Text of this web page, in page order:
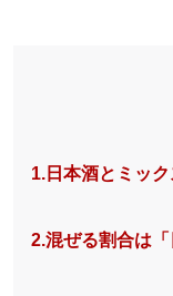
1.日本酒とミッ
2.混ぜる割合は